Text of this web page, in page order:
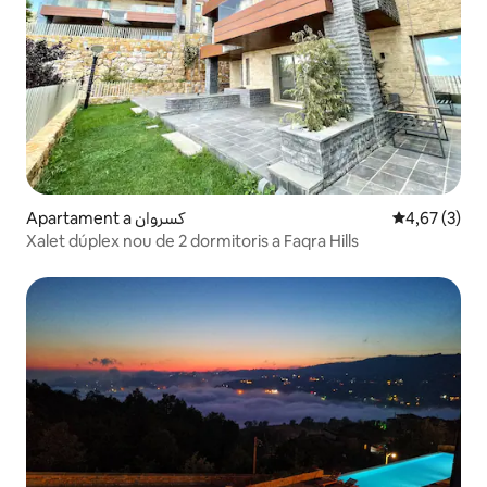
Apartament a كسروان 4,67 de
4,67 (3)
Xalet dúplex nou de 2 dormitoris a Faqra Hills